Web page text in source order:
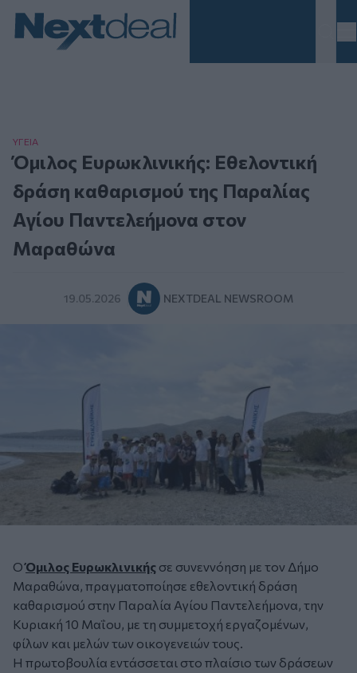
ΥΓΕΙΑ
Όμιλος Ευρωκλινικής: Εθελοντική
δράση καθαρισμού της Παραλίας
Αγίου Παντελεήμονα στον
Μαραθώνα
19.05.2026 NEXTDEAL NEWSROOM
ΟΌμιλος Ευρωκλινικής σε συνεννόηση με τον Δήμο
Μαραθώνα, πραγματοποίησε εθελοντική δράση
καθαρισμού στην Παραλία Αγίου Παντελεήμονα, την
Κυριακή 10 Μαΐου, με τη συμμετοχή εργαζομένων,
φίλων και μελών των οικογενειών τους.
Η πρωτοβουλία εντάσσεται στο πλαίσιο των δράσεων